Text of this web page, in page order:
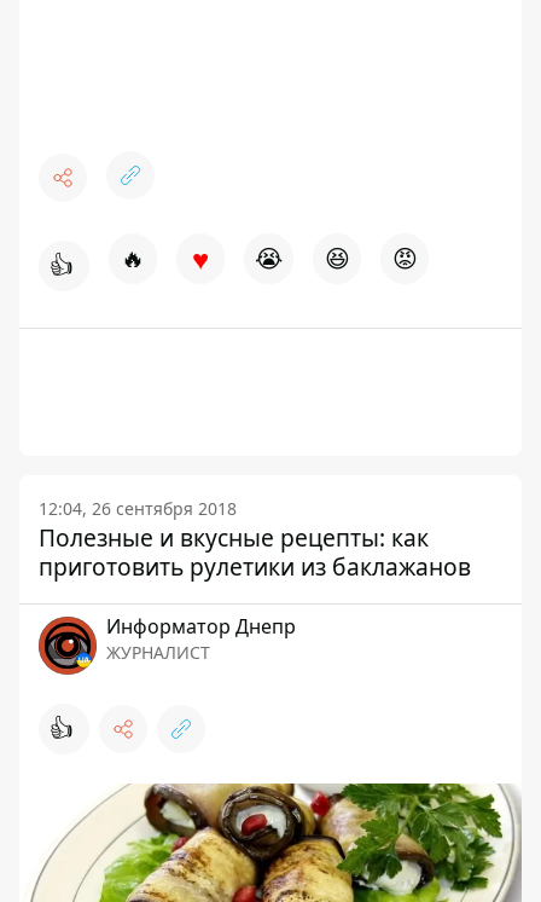
👍 🔥 ♥ 😭 😆 😡
12:04, 26 сентября 2018
Полезные и вкусные рецепты: как
приготовить рулетики из баклажанов
Информатор Днепр
ЖУРНАЛИСТ
👍